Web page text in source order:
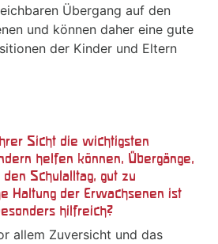
Übergang auf den
und können daher eine gute
der Kinder und Eltern
Sicht die wichtigsten
helfen können, Übergänge,
Schulalltag, gut zu
Haltung der Erwachsenen ist
hilfreich?
allem Zuversicht und das